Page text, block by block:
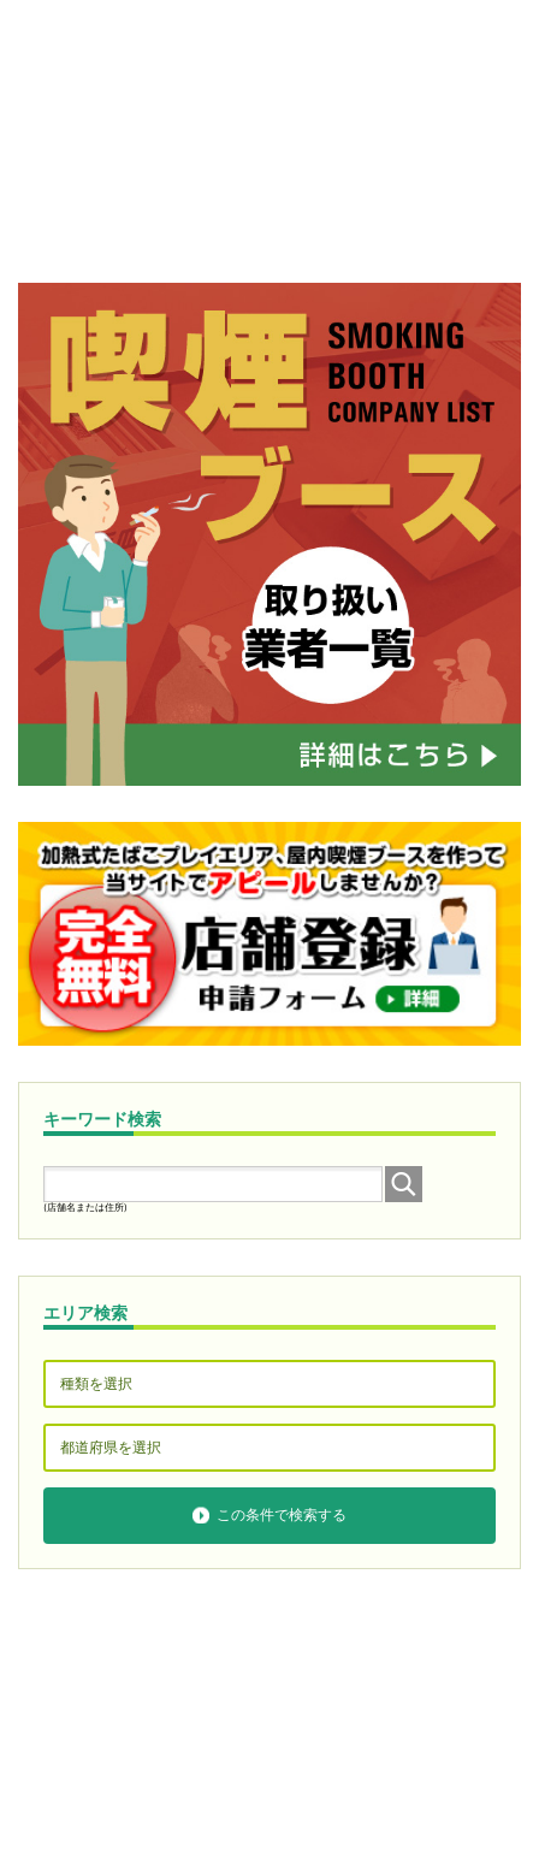
キーワード検索
(店舗名または住所)
エリア検索
この条件で検索する